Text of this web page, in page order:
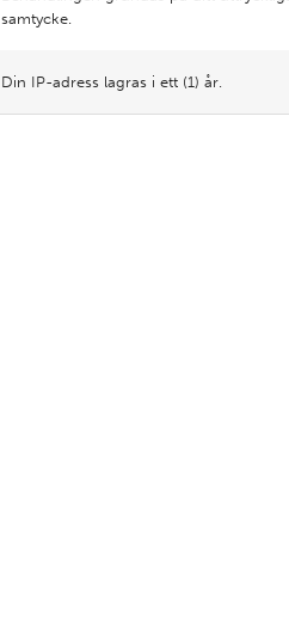
samtycke.
Din IP-adress lagras i ett (1) år.